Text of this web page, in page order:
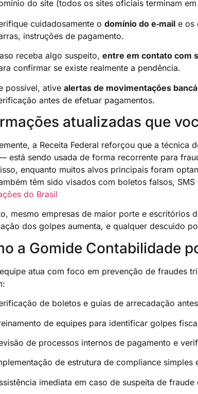
do site (todos os sites oficiais terminam em
cuidadosamente o domínio do e‑mail e os
instruções de pagamento.
receba algo suspeito, entre em contato com
confirmar se existe realmente a pendência.
possível, ative alertas de movimentações
antes de efetuar pagamentos.
atualizadas que
a Receita Federal reforçou que a
está sendo usada de forma recorrente para
enquanto muitos alvos principais foram
têm sido visados com boletos falsos,
do Brasil
mesmo empresas de maior porte e escritórios
dos golpes aumenta, e qualquer descuido
a Gomide Contabilidade
atua com foco em prevenção de fraudes
de boletos e guias de arrecadação
de equipes para identificar golpes
de processos internos de pagamento e
de estrutura de compliance
imediata em caso de suspeita de